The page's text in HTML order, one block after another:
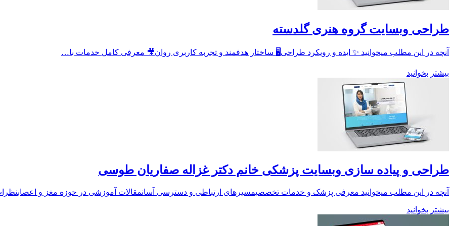
طراحی وبسایت گروه هنری گلدسته
آنچه در این مطلب میخوانید ✨ ایده و رویکرد طراحی🖥 ساختار هدفمند و تجربه کاربری روان🎥 معرفی کامل خدمات با…
بیشتر بخوانید
طراحی و پیاده سازی وبسایت پزشکی خانم دکتر غزاله صفاریان طوسی
آنچه در این مطلب میخوانید معرفی پزشک و خدمات تخصصیمسیرهای ارتباطی و دسترسی آسانمقالات آموزشی در حوزه مغز و
بیشتر بخوانید